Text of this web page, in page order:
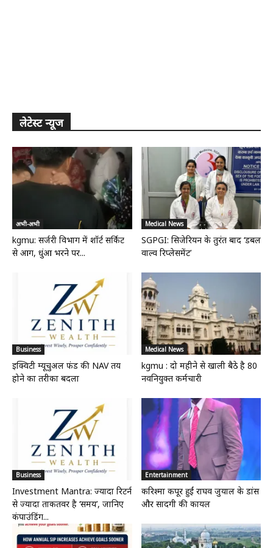
लेटेस्ट न्यूज
अभी-अभी
kgmu: सर्जरी विभाग में शॉर्ट सर्किट
से आग, धुंआ भरने पर...
Medical News
SGPGI: सिजेरियन के तुरंत बाद ‘डबल
वाल्व रिप्लेसमेंट’
Business
इक्विटी म्यूचुअल फंड की NAV तय
होने का तरीका बदला
Medical News
kgmu : दो महीने से खाली बैठे है 80
नवनियुक्त कर्मचारी
Business
Investment Mantra: ज्यादा रिटर्न
से ज्यादा ताकतवर है ‘समय’, जानिए
कंपाउंडिंग...
Entertainment
करिश्मा कपूर हुईं राघव जुयाल के डांस
और सादगी की कायल